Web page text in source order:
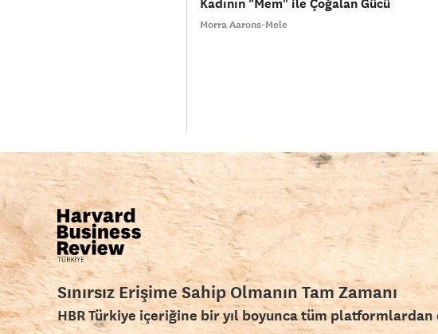
Kadının "Mem" ile Çoğalan Gücü
Morra Aarons-Mele
Sınırsız Erişime Sahip Olmanın Tam Zamanı
HBR Türkiye içeriğine bir yıl boyunca tüm platformlardan